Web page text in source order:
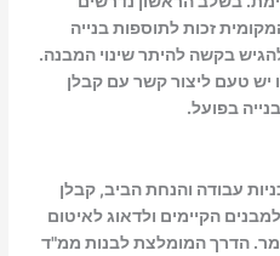
זכות לתוספות בנייה
בקשה להיתר שינוי המבנה.
יש טעם ליצור קשר עם קבלן
בפועל.
עבודה והנחת הביב, קבלן
הקיימים ולדאוג לאיטום
הדרך המומלצת לבנות ממ"ד